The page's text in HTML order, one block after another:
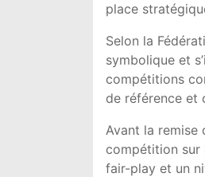
place
Selon la
symbolique et
compétitions
de référence et
Avant la remise
compétition sur
fair-play et un